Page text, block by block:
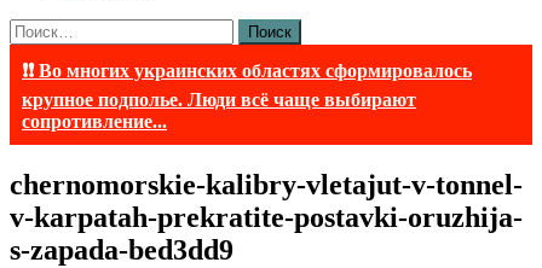
Найти:
❗❗ Во многих украинских областях сформировалось
крупное подполье. Люди всё чаще выбирают
сопротивление...
chernomorskie-kalibry-vletajut-v-tonnel-
v-karpatah-prekratite-postavki-oruzhija-
s-zapada-bed3dd9